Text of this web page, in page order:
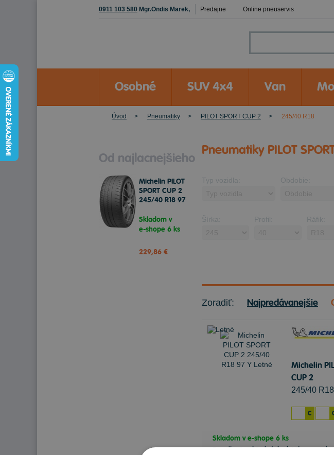
0911 103 580 Mgr.Ondis Marek, Predajne Online pneuservis
Osobné SUV 4x4 Van
Úvod Pneumatiky PILOT SPORT CUP 2 245/40 R18
Od najlacnejšieho
Michelin PILOT
SPORT CUP 2
245/40 R18 97
Skladom v
e-shope 6 ks
229,86 €
Pneumatiky PILOT
Typ vozidla: Obdobie:
Šírka: Profil: Ráfik:
Zoradiť: Najpredávanejšie
Michelin
CUP 2
245/40
C
Skladom ve-shope 6 ks
Doručenie objednávky k Vám na